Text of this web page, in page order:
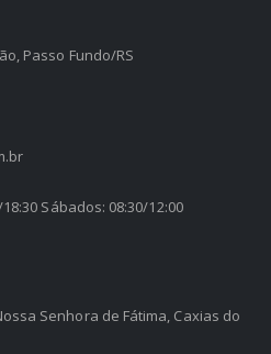
Passo Fundo/RS
Sábados: 08:30/12:00
Senhora de Fátima, Caxias do